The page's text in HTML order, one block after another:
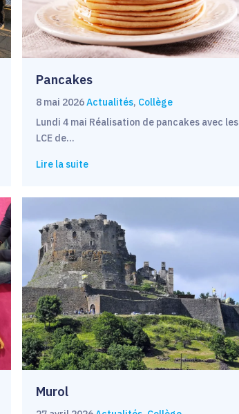
Pancakes
8 mai 2026Actualités, Collège
Lundi 4 mai Réalisation de pancakes avec les
LCE de…
Lire la suite
Murol